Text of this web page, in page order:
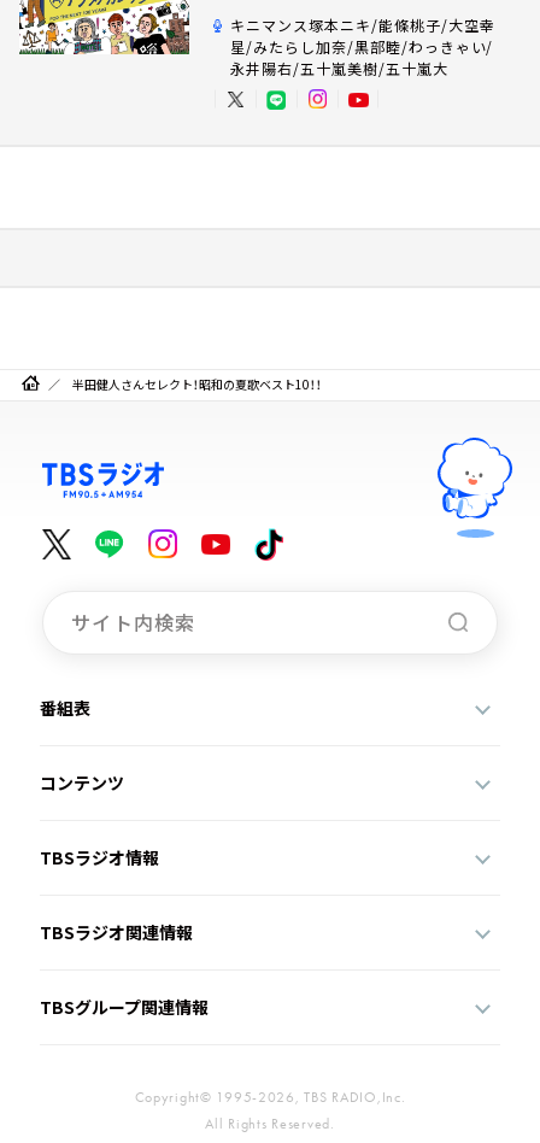
キニマンス塚本ニキ/能條桃子/大空幸
星/みたらし加奈/黒部睦/わっきゃい/
永井陽右/五十嵐美樹/五十嵐大
半田健人さんセレクト！昭和の夏歌ベスト10！！
番組表
コンテンツ
TBSラジオ情報
TBSラジオ関連情報
TBSグループ関連情報
Copyright© 1995-2026, TBS RADIO,Inc.
All Rights Reserved.